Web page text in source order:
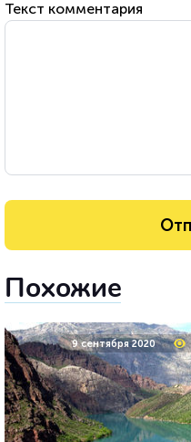
Текст комментария
Похожие
9 сентября 2020